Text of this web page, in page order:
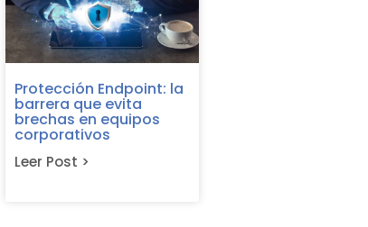
Protección Endpoint: la
barrera que evita
brechas en equipos
corporativos
Leer Post >